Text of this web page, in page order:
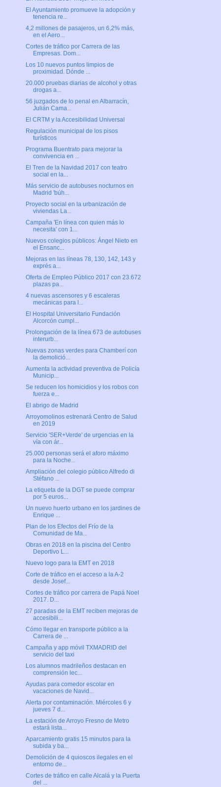
El Ayuntamiento promueve la adopción y
tenencia re...
4,2 millones de pasajeros, un 6,2% más,
en el Aero...
Cortes de tráfico por Carrera de las
Empresas. Dom...
Los 10 nuevos puntos limpios de
proximidad. Dónde ...
20.000 pruebas diarias de alcohol y otras
drogas a...
56 juzgados de lo penal en Albarracín,
Julián Cama...
El CRTM y la Accesibilidad Universal
Regulación municipal de los pisos
turísticos
Programa Buentrato para mejorar la
convivencia en ...
El Tren de la Navidad 2017 con teatro
social en la...
Más servicio de autobuses nocturnos en
Madrid 'búh...
Proyecto social en la urbanización de
viviendas La...
Campaña 'En línea con quien más lo
necesita' con 1...
Nuevos colegios públicos: Ángel Nieto en
el Ensanc...
Mejoras en las líneas 78, 130, 142, 143 y
exprés a...
Oferta de Empleo Público 2017 con 23.672
plazas pa...
4 nuevas ascensores y 6 escaleras
mecánicas para l...
El Hospital Universitario Fundación
Alcorcón cumpl...
Prolongación de la línea 673 de autobuses
interurb...
Nuevas zonas verdes para Chamberí con
la demolició...
Aumenta la actividad preventiva de Policía
Municip...
Se reducen los homicidios y los robos con
fuerza e...
El abrigo de Madrid
Arroyomolinos estrenará Centro de Salud
en 2019
Servicio 'SER+Verde' de urgencias en la
vía con ár...
25.000 personas será el aforo máximo
para la Noche...
Ampliación del colegio público Alfredo di
Stéfano ...
La etiqueta de la DGT se puede comprar
por 5 euros...
Un nuevo huerto urbano en los jardines de
Enrique ...
Plan de los Efectos del Frío de la
Comunidad de Ma...
Obras en 2018 en la piscina del Centro
Deportivo L...
Nuevo logo para la EMT en 2018
Corte de tráfico en el acceso a la A-2
desde Josef...
Cortes de tráfico por carrera de Papá Noel
2017. D...
27 paradas de la EMT reciben mejoras de
accesibili...
Cómo llegar en transporte público a la
Carrera de ...
Campaña y app móvil TXMADRID del
servicio del taxi
Los alumnos madrileños destacan en
comprensión lec...
Ayudas para comedor escolar en
vacaciones de Navid...
Alerta por contaminación. Miércoles 6 y
jueves 7 d...
La estación de Arroyo Fresno de Metro
estará lista...
Aparcamiento gratis 15 minutos para la
subida y ba...
Demolición de 4 quioscos ilegales en el
entorno de...
Cortes de tráfico en calle Alcalá y la Puerta
del ...